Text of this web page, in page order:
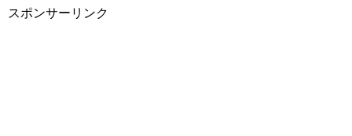
スポンサーリンク